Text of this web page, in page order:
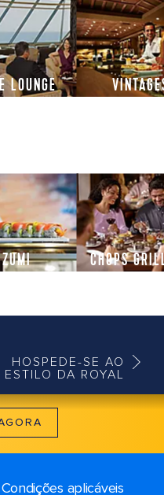
LOUNGE
CHOPS
HOSPEDE-SE AO
ESTILO DA ROYAL
aplicáveis